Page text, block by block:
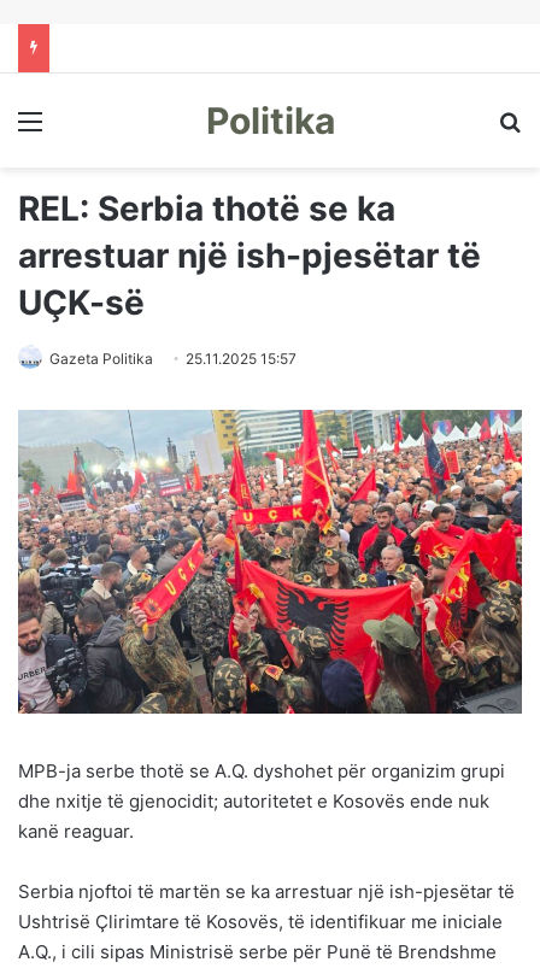
Menu Politika
REL: Serbia thotë se ka
arrestuar një ish-pjesëtar të
UÇK-së
Gazeta Politika 25.11.2025 15:57
MPB-ja serbe thotë se A.Q. dyshohet për organizim grupi
dhe nxitje të gjenocidit; autoritetet e Kosovës ende nuk
kanë reaguar.
Serbia njoftoi të martën se ka arrestuar një ish-pjesëtar të
Ushtrisë Çlirimtare të Kosovës, të identifikuar me iniciale
A.Q., i cili sipas Ministrisë serbe për Punë të Brendshme